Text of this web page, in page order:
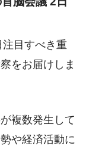
目すべき重
をお届けしま
複数発生して
や経済活動に